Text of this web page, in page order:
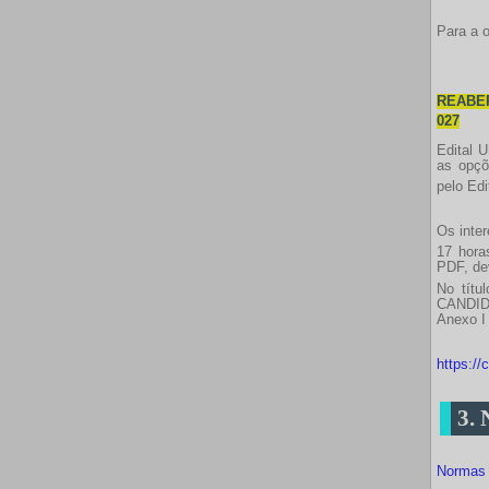
Para a
027
Edital
as
pelo
Os
17
PDF,
No
Anexo I
https://
3.